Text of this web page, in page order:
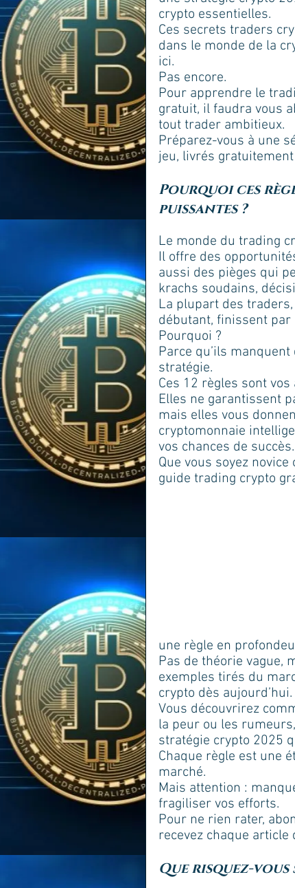
crypto essentielles.
Ces secrets traders
dans le monde de la
ici.
Pas encore.
Pour apprendre le
gratuit, il faudra vous
tout trader ambitieux.
Préparez-vous à une
jeu, livrés
Pourquoi ces
puissantes ?
Le monde du trading
Il offre des
aussi des pièges qui
krachs soudains,
La plupart des
débutant, finissent par
Pourquoi ?
Parce qu’ils manquent
stratégie.
Ces 12 règles sont
Elles ne garantissent
mais elles vous
cryptomonnaie
vos chances de succès.
Que vous soyez
guide trading crypto
une règle en
Pas de théorie vague,
exemples tirés du
crypto dès aujourd’hui.
Vous découvrirez
la peur ou les
stratégie crypto 2025
Chaque règle est une
marché.
Mais attention :
fragiliser vos efforts.
Pour ne rien rater,
recevez chaque article
Que risquez-